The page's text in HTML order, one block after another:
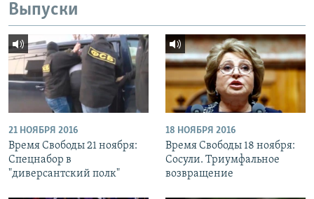
Выпуски
21 НОЯБРЯ 2016
Время Свободы 21 ноября:
Спецнабор в
"диверсантский полк"
18 НОЯБРЯ 2016
Время Свободы 18 ноября:
Сосули. Триумфальное
возвращение